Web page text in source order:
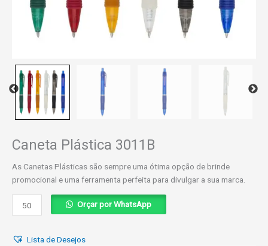
Caneta Plástica 3011B
As Canetas Plásticas são sempre uma ótima opção de brinde
promocional e uma ferramenta perfeita para divulgar a sua marca.
Plástica
quantidade
Orçar por WhatsApp
Lista de Desejos